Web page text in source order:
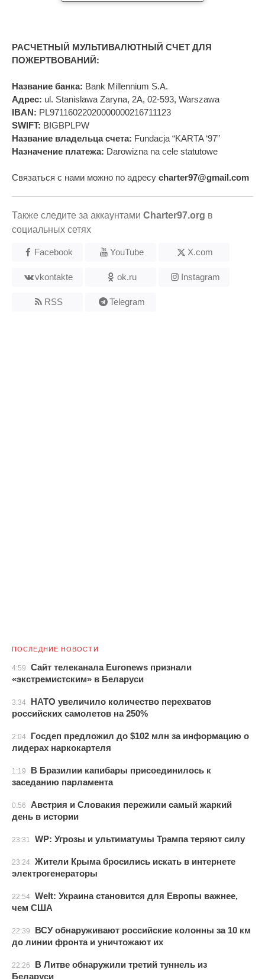
РАСЧЕТНЫЙ МУЛЬТИВАЛЮТНЫЙ СЧЕТ ДЛЯ
ПОЖЕРТВОВАНИЙ:
Название банка: Bank Millennium S.A.
Адрес: ul. Stanislawa Zaryna, 2A, 02-593, Warszawa
IBAN: PL97116022020000000216711123
SWIFT: BIGBPLPW
Название владельца счета: Fundacja “KARTA ‘97”
Назначение платежа: Darowizna na cele statutowe
Связаться с нами можно по адресу charter97@gmail.com
Также следите за аккаунтами Charter97.org в
социальных сетях
Facebook YouTube X.com
vkontakte ok.ru Instagram
RSS Telegram
ПОСЛЕДНИЕ НОВОСТИ
4:59
Сайт телеканала Euronews признали
«экстремистским» в Беларуси
3:34
НАТО увеличило количество перехватов
российских самолетов на 250%
2:04
Госдеп предложил до $102 млн за информацию о
лидерах наркокартеля
1:19
В Бразилии капибары присоединилось к
заседанию парламента
0:56
Австрия и Словакия пережили самый жаркий
день в истории
23:31 WP: Угрозы и ультиматумы Трампа теряют силу
23:24 Жители Крыма бросились искать в интернете
электрогенераторы
22:54 Welt: Украина становится для Европы важнее,
чем США
22:39
ВСУ обнаруживают российские колонны за 10 км
до линии фронта и уничтожают их
22:26
В Литве обнаружили третий туннель из
Беларуси